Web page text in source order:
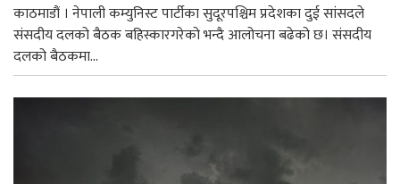
काठमाडौं । नेपाली कम्युनिस्ट पार्टीका सुदूरपश्चिम प्रदेशका दुई सांसदले
संसदीय दलको बैठक बहिस्कारगरेको भन्दै आलोचना बढेको छ। स‌ंसदीय
दलको बैठकमा...